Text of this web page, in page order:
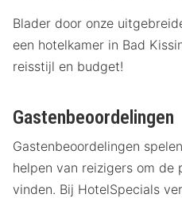
Blader door onze
een hotelkamer in Bad
reisstijl en budget!
Gastenbeoordelingen
Gastenbeoordelingen
helpen van reizigers om
vinden. Bij HotelSpecials